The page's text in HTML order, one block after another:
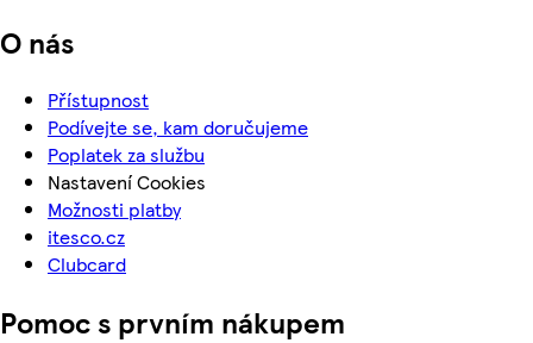
O nás
Přístupnost
Podívejte se, kam doručujeme
Poplatek za službu
Nastavení Cookies
Možnosti platby
itesco.cz
Clubcard
Pomoc s prvním nákupem